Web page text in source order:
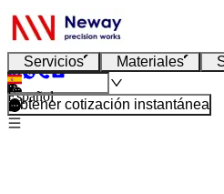
Servicios Materiales
Español
Obtener cotización instantánea